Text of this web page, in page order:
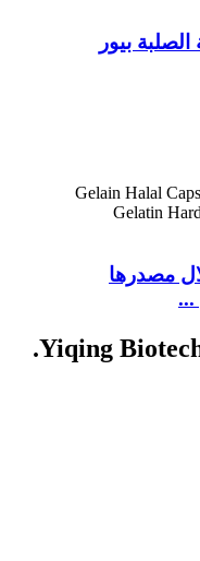
بيور
مصدرها
...